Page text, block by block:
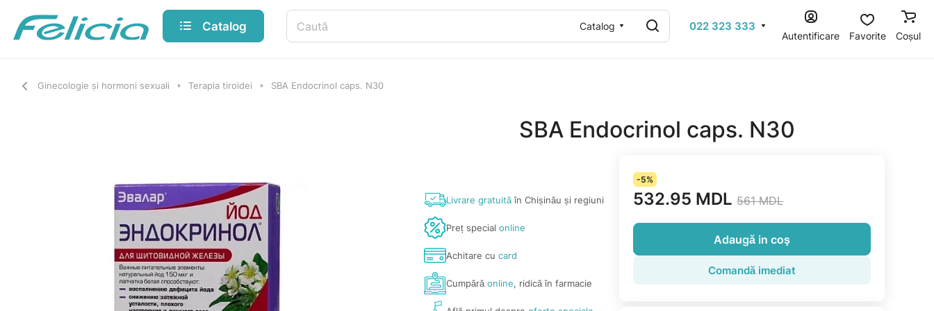
Catalog Catalog 022 323 333
Autentificare Favorite Coșul
Ginecologie și hormoni sexuali Terapia tiroidei SBA Endocrinol caps. N30
SBA Endocrinol caps. N30
Livrare gratuităîn Chișinău și regiuni
Preț specialonline
Achitare cucard
Cumpărăonline, ridică în farmacie
-5%
532.95 MDL 561 MDL
Adaugă in coş
Comandă imediat